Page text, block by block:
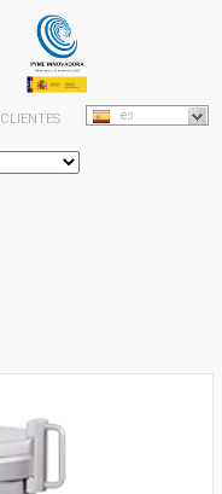
es
CLIENTES